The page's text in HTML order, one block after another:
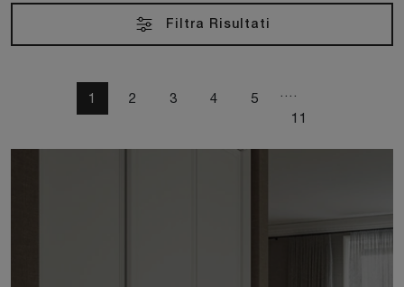
Filtra Risultati
1 2 3 4 5
....
11